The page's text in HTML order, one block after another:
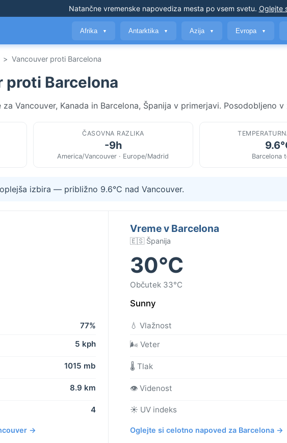
Natančne vremenske napovediza mesta po vsem svetu. Oglejte
Afrika ▼ Antarktika ▼ Azija ▼ Evropa ▼
> Vancouver proti Barcelona
proti Barcelona
Vancouver, Kanada in Barcelona, Španija v primerjavi. Posodobljeno v
ČASOVNA RAZLIKA
-9h
America/Vancouver · Europe/Madrid Barcelona
izbira — približno 9.6°C nad Vancouver.
77%
5 kph
1015 mb
8.9 km
4
→
Vreme v Barcelona
🇪🇸 Španija
30°C
Občutek 33°C
Sunny
💧 Vlažnost
🌬️ Veter
🌡️ Tlak
👁️ Videnost
☀️ UV indeks
Oglejte si celotno napoved za Barcelona →